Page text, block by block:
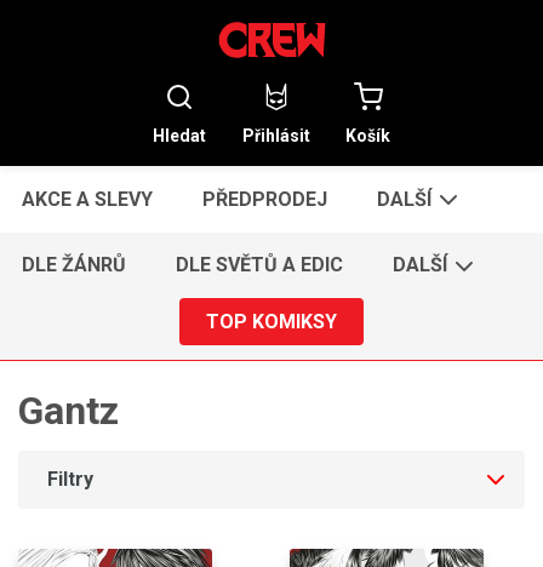
Hledat Přihlásit Košík
AKCE A SLEVY PŘEDPRODEJ DALŠÍ
DLE ŽÁNRŮ DLE SVĚTŮ A EDIC DALŠÍ
TOP KOMIKSY
Gantz
Filtry